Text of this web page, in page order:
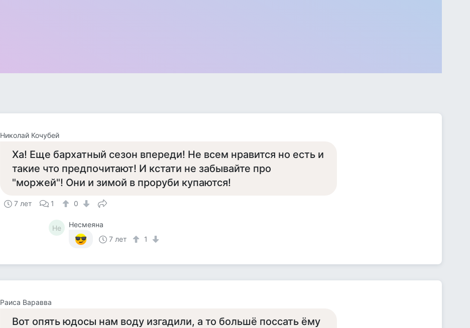
Николай Кочубей
Ха! Еще бархатный сезон впереди! Не всем нравится но есть и
такие что предпочитают! И кстати не забывайте про
"моржей"! Они и зимой в проруби купаются!
7 лет 1 0
Не
Несмеяна
7 лет
1
Раиса Варавва
Вот опять юдосы нам воду изгадили, а то большё поссать ёму